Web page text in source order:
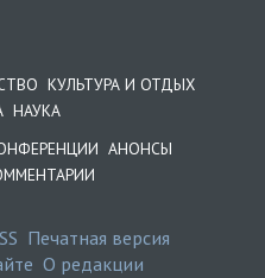
КУЛЬТУРА И ОТДЫХ
НАУКА
АНОНСЫ
Печатная версия
О редакции